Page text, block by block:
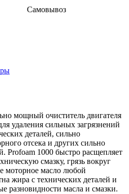
Самовывоз
мощный очиститель двигателя
удаления сильных загрязнений
деталей, сильно
отсека и других сильно
Profoam 1000 быстро расщепляет
смазку, грязь вокруг
моторное масло любой
жира с технических деталей и
разновидности масла и смазки.